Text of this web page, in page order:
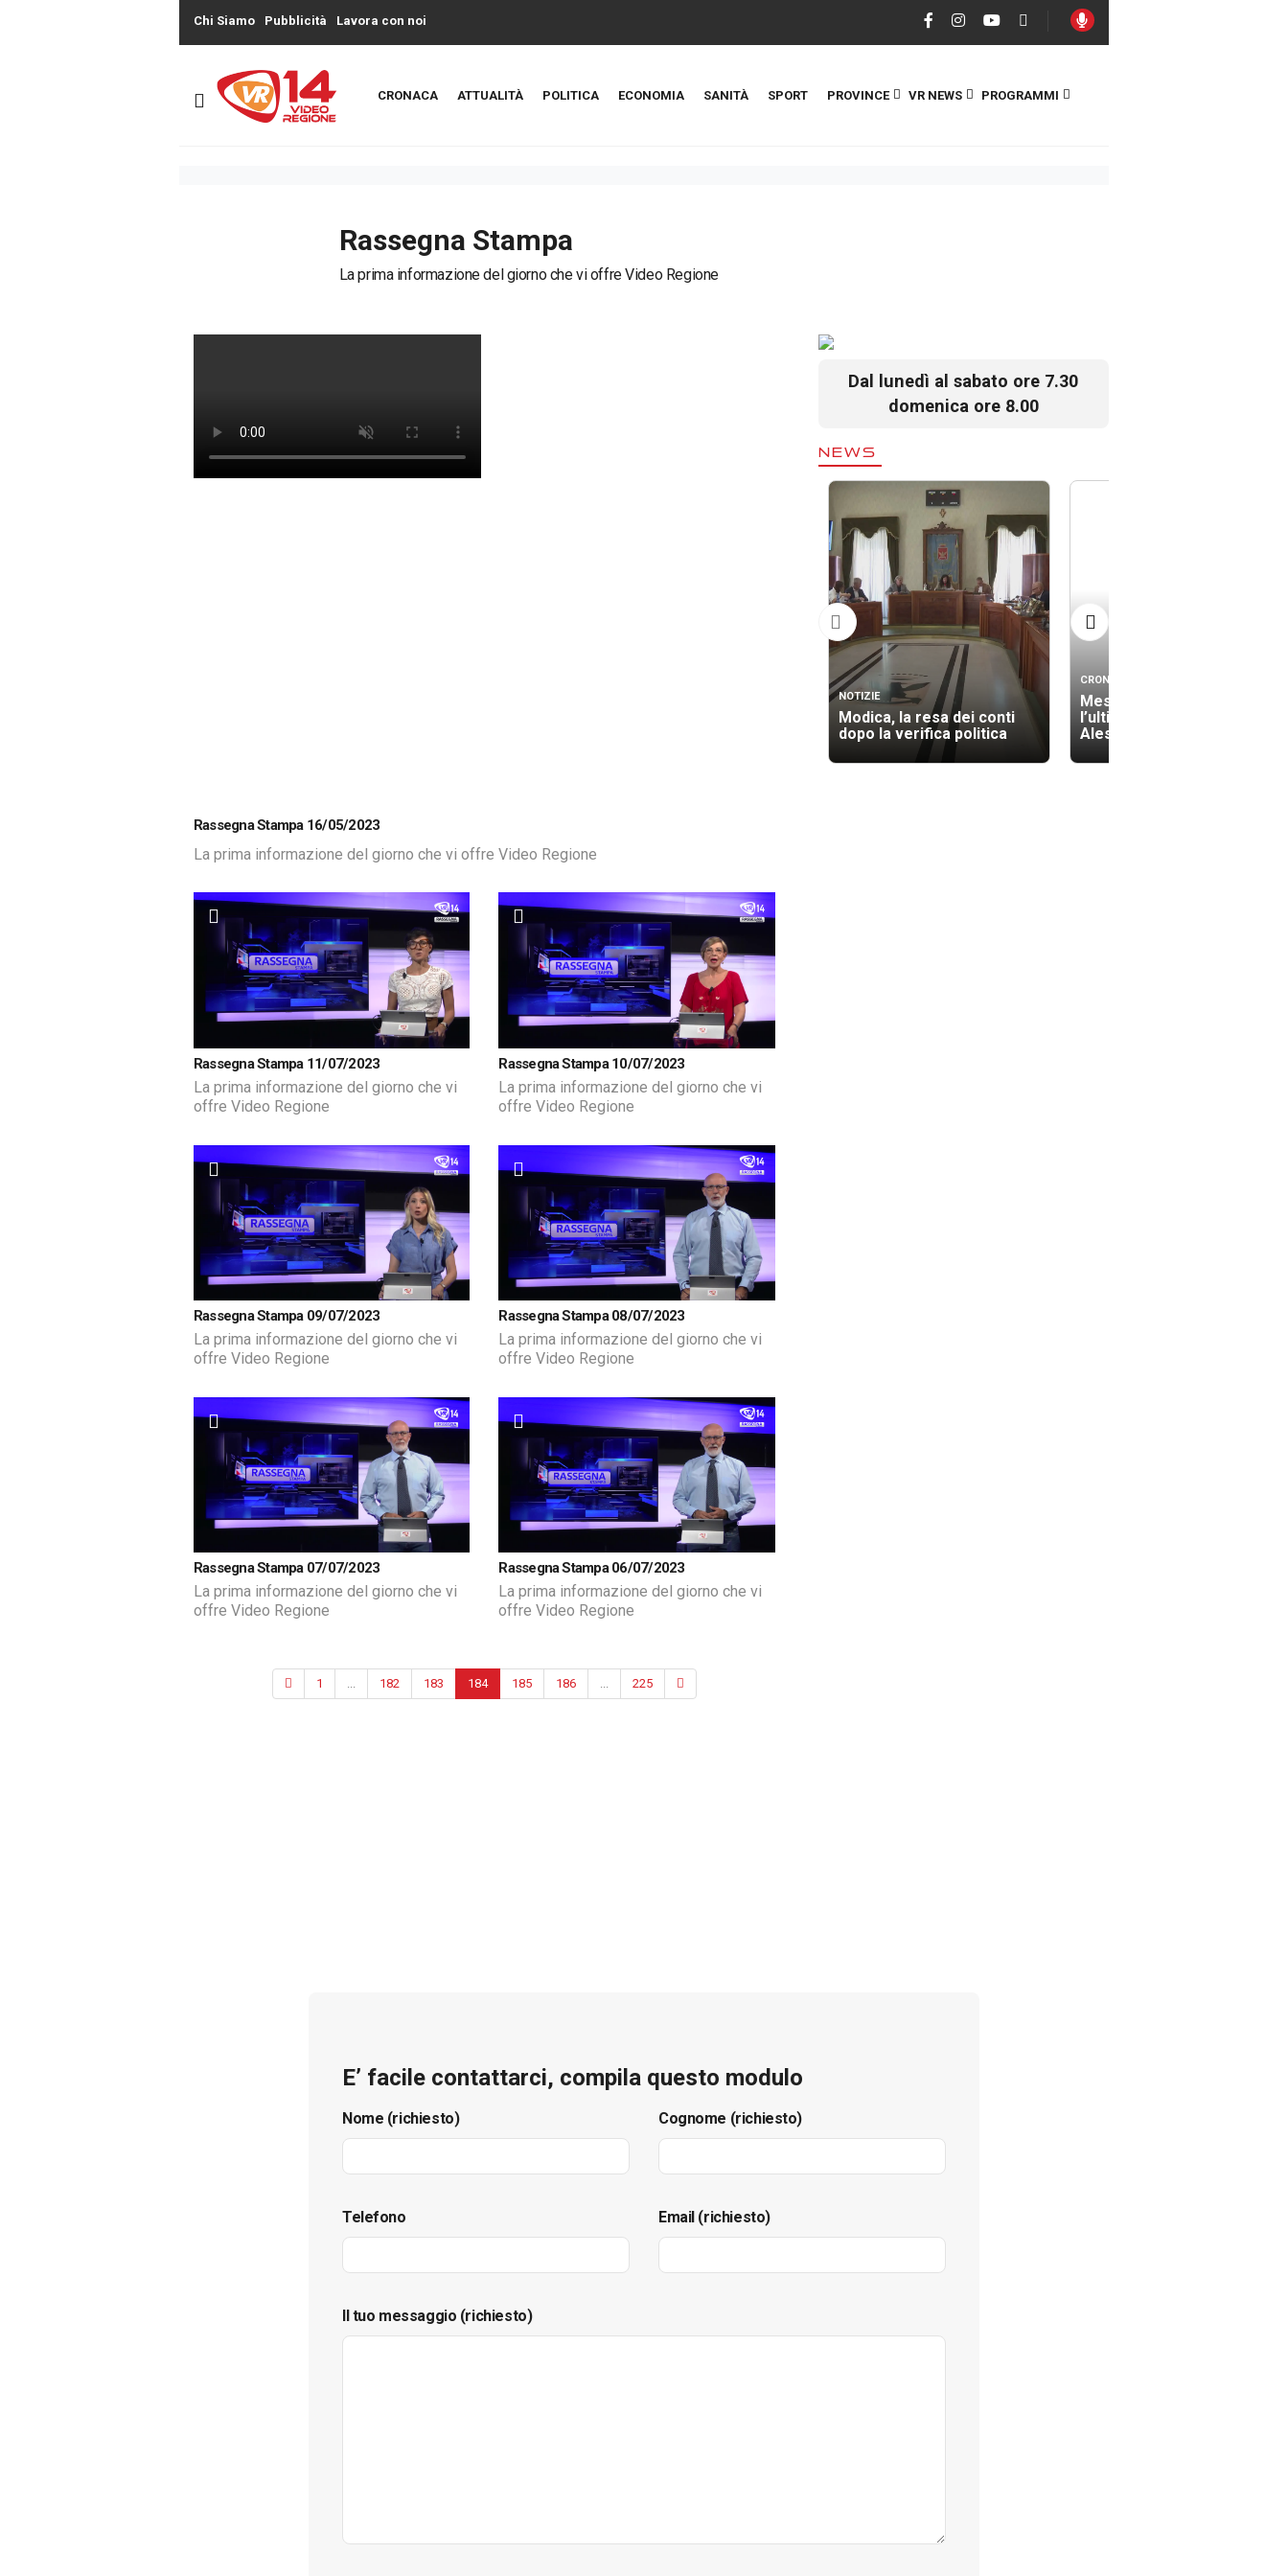
Chi Siamo Pubblicità Lavora con noi
CRONACA ATTUALITÀ POLITICA ECONOMIA SANITÀ SPORT PROVINCE VR NEWS PROGRAMMI
Rassegna Stampa
La prima informazione del giorno che vi offre Video Regione
Rassegna Stampa 16/05/2023
La prima informazione del giorno che vi offre Video Regione
Rassegna Stampa 11/07/2023
La prima informazione del giorno che vi
offre Video Regione
Rassegna Stampa 10/07/2023
La prima informazione del giorno che vi
offre Video Regione
Rassegna Stampa 09/07/2023
La prima informazione del giorno che vi
offre Video Regione
Rassegna Stampa 08/07/2023
La prima informazione del giorno che vi
offre Video Regione
Rassegna Stampa 07/07/2023
La prima informazione del giorno che vi
offre Video Regione
Rassegna Stampa 06/07/2023
La prima informazione del giorno che vi
offre Video Regione
1 182 183 184 185 186 225
Dal lunedì al sabato ore 7.30
domenica ore 8.00
NEWS
NOTIZIE
Modica, la resa dei conti
dopo la verifica politica
CRONACA
Messina si ferma per
l’ultimo saluto ad
Alessandra Frazzica
E’ facile contattarci, compila questo modulo
Nome (richiesto) Cognome (richiesto)
Telefono Email (richiesto)
Il tuo messaggio (richiesto)